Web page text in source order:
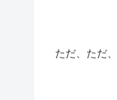
ただ、ただ、